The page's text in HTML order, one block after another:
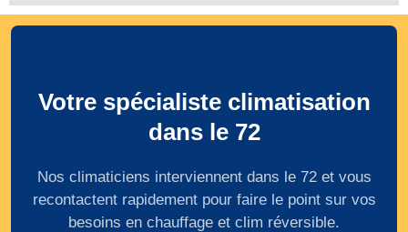
Votre spécialiste climatisation
dans le 72
Nos climaticiens interviennent dans le 72 et vous
recontactent rapidement pour faire le point sur vos
besoins en chauffage et clim réversible.